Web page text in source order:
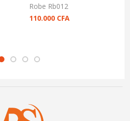
Robe Rb012
110.000 CFA